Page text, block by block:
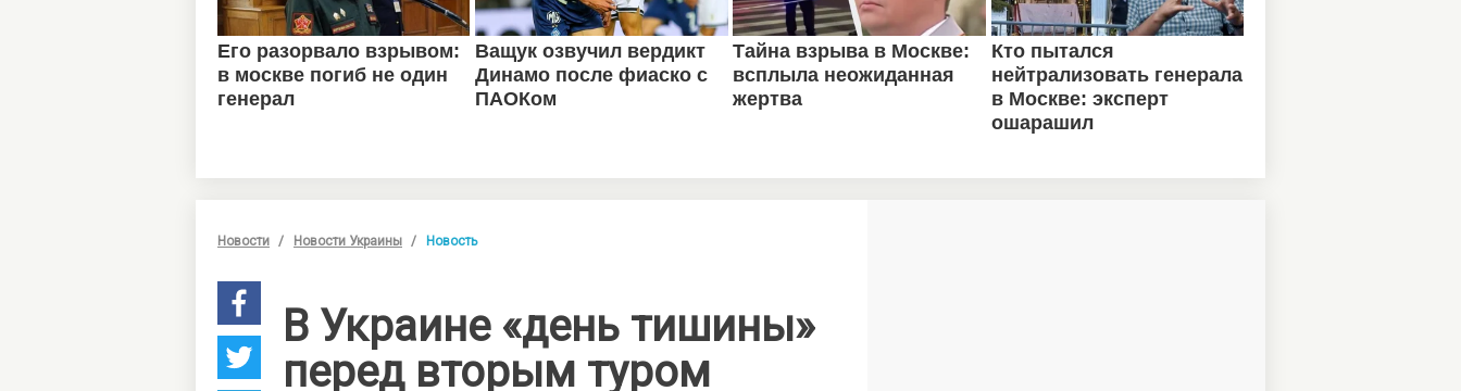
Новости Новости Украины Новость
В Украине «день тишины»
перед вторым туром